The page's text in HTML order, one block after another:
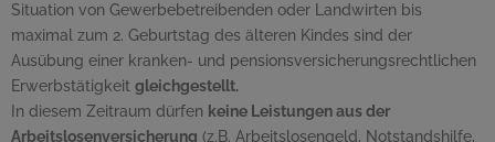
Situation von Gewerbebetreibenden oder Landwirten bis
maximal zum 2. Geburtstag des älteren Kindes sind der
Ausübung einer kranken- und pensionsversicherungsrechtlichen
Erwerbstätigkeit gleichgestellt.
In diesem Zeitraum dürfen keine Leistungen aus der
Arbeitslosenversicherung (z.B. Arbeitslosengeld, Notstandshilfe,